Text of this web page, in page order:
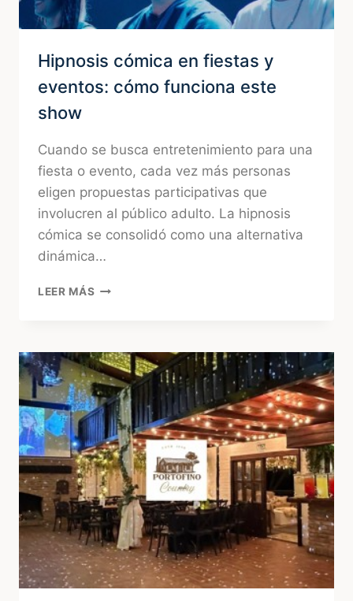
Hipnosis cómica en fiestas y
eventos: cómo funciona este
show
Cuando se busca entretenimiento para una
fiesta o evento, cada vez más personas
eligen propuestas participativas que
involucren al público adulto. La hipnosis
cómica se consolidó como una alternativa
dinámica…
LEER MÁS HIPNOSIS
Y
EVENTOS:
CÓMO
FUNCIONA
ESTE
SHOW